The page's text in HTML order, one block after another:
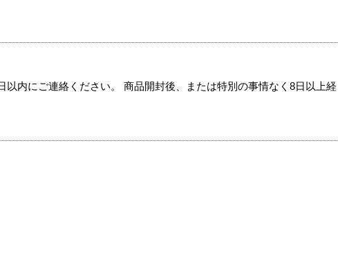
内にご連絡ください。 商品開封後、または特別の事情なく8日以上経